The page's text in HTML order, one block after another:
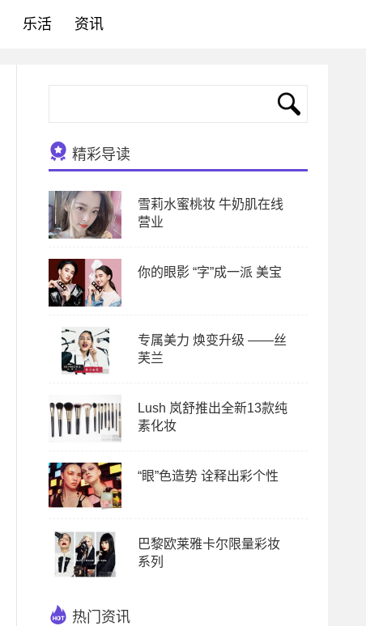
乐活 资讯
精彩导读
雪莉水蜜桃妆 牛奶肌在线
营业
你的眼影 “字”成一派 美宝
专属美力 焕变升级 ——丝
芙兰
Lush 岚舒推出全新13款纯
素化妆
“眼”色造势 诠释出彩个性
巴黎欧莱雅卡尔限量彩妆
系列
热门资讯